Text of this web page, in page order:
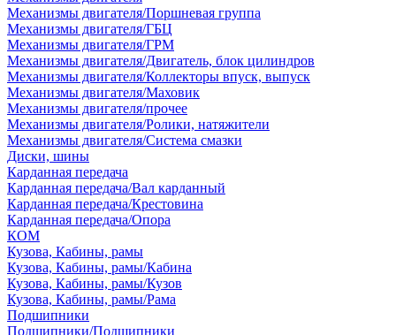
Механизмы двигателя/Поршневая группа
Механизмы двигателя/ГБЦ
Механизмы двигателя/ГРМ
Механизмы двигателя/Двигатель, блок цилиндров
Механизмы двигателя/Коллекторы впуск, выпуск
Механизмы двигателя/Маховик
Механизмы двигателя/прочее
Механизмы двигателя/Ролики, натяжители
Механизмы двигателя/Система смазки
Диски, шины
Карданная передача
Карданная передача/Вал карданный
Карданная передача/Крестовина
Карданная передача/Опора
КОМ
Кузова, Кабины, рамы
Кузова, Кабины, рамы/Кабина
Кузова, Кабины, рамы/Кузов
Кузова, Кабины, рамы/Рама
Подшипники
Подшипники/Подшипники